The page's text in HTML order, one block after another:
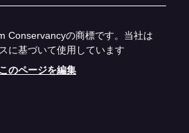
Conservancyの商標です。当社は
に基づいて使用しています
このページを編集